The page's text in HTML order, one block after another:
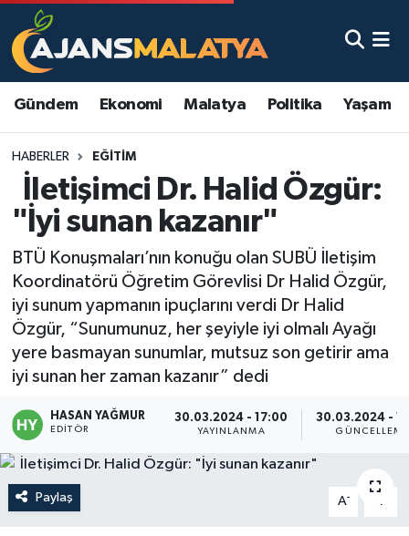
Gündem Ekonomi Malatya Politika Yaşam
HABERLER EĞITIM
İletişimci Dr. Halid Özgür:
"İyi sunan kazanır"
BTÜ Konuşmaları’nın konuğu olan SUBÜ İletişim
Koordinatörü Öğretim Görevlisi Dr Halid Özgür,
iyi sunum yapmanın ipuçlarını verdi Dr Halid
Özgür, “Sunumunuz, her şeyiyle iyi olmalı Ayağı
yere basmayan sunumlar, mutsuz son getirir ama
iyi sunan her zaman kazanır” dedi
HASAN YAĞMUR
EDITÖR
30.03.2024 - 17:00
YAYINLANMA
30.03.2024 -
GÜNCELLEME
Paylaş A- A
Asayiş
Eğitim
Ekonomi
Gündem
Kadın
Kültür & Sanat
Sağlık
Malatya Nöbetçi Eczaneler
Malatya Namaz Vakitleri
Malatya Trafik Yoğunluk Haritası
TFF 3.Lig 2.Grup Puan Durumu ve Fikstür
Tüm Manşetler
Son Dakika Haberleri